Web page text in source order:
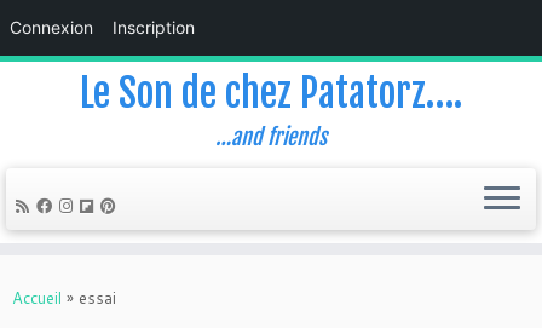
Connexion Inscription
Le Son de chez Patatorz….
…and friends
Accueil » essai